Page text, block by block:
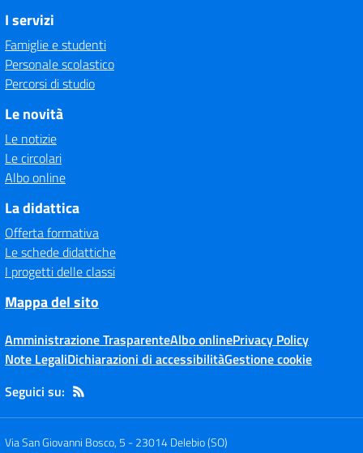
I servizi
Famiglie e studenti
Personale scolastico
Percorsi di studio
Le novità
Le notizie
Le circolari
Albo online
La didattica
Offerta formativa
Le schede didattiche
I progetti delle classi
Mappa del sito
Amministrazione TrasparenteAlbo onlinePrivacy Policy
Note LegaliDichiarazioni di accessibilitàGestione cookie
Seguici su:
Via San Giovanni Bosco, 5 -23014 Delebio (SO)